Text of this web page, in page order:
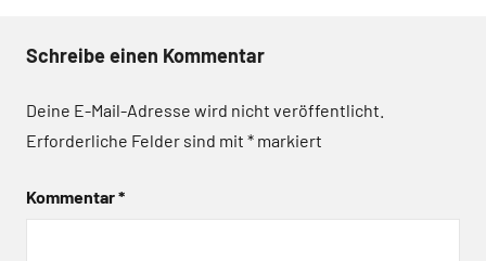
Schreibe einen Kommentar
Deine E-Mail-Adresse wird nicht veröffentlicht.
Erforderliche Felder sind mit * markiert
Kommentar*